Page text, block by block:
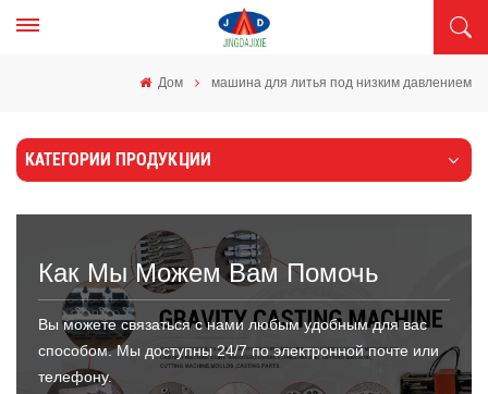
Дом машина для литья под низким давлением
КАТЕГОРИИ ПРОДУКЦИИ
Как Мы Можем Вам Помочь
Вы можете связаться с нами любым удобным для вас
способом. Мы доступны 24/7 по электронной почте или
телефону.